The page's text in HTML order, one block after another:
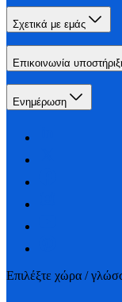
Σχετικά με εμάς
Επικοινωνία
Ενημέρωση
Επιλέξτε χώρα /